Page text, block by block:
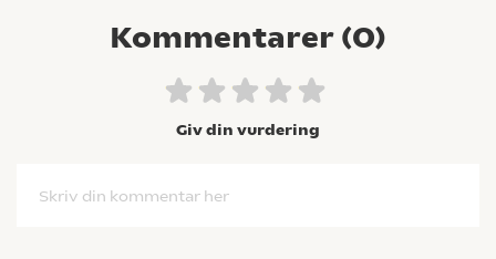
Kommentarer (0)
Giv din vurdering
Skriv din kommentar her